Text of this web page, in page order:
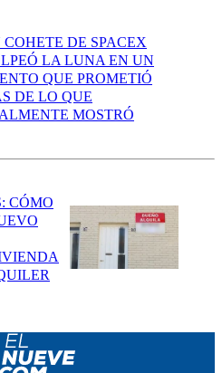
COHETE DE SPACEX
LA LUNA EN UN
QUE PROMETIÓ
DE LO QUE
MOSTRÓ
CÓMO